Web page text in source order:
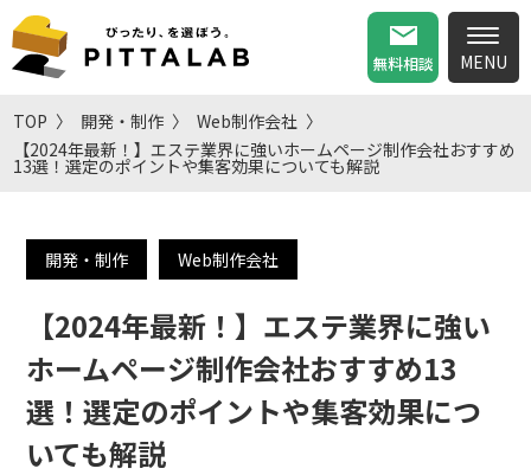
無料相談
TOP 開発・制作
Web制作会社
【2024年最新！】エステ業界に強いホームページ制作会社おすすめ
13選！選定のポイントや集客効果についても解説
開発・制作 Web制作会社
【2024年最新！】エステ業界に強い
ホームページ制作会社おすすめ13
選！選定のポイントや集客効果につ
いても解説